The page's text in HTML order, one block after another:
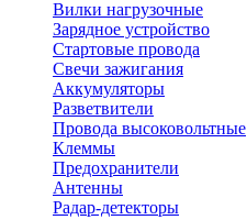
Вилки нагрузочные
Зарядное устройство
Стартовые провода
Свечи зажигания
Аккумуляторы
Разветвители
Провода высоковольтные
Клеммы
Предохранители
Антенны
Радар-детекторы